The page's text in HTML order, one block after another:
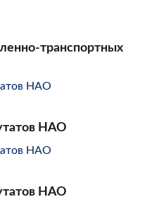
транспортных
НАО
НАО